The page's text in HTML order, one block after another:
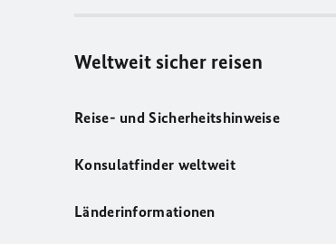
Weltweit sicher reisen
Reise- und Sicherheitshinweise
Konsulatfinder weltweit
Länderinformationen